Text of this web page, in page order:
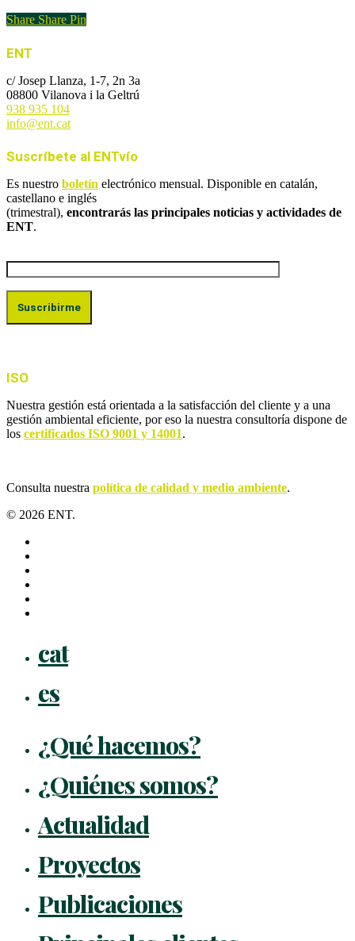
Share Share Pin
ENT
c/ Josep Llanza, 1-7, 2n 3a
08800 Vilanova i la Geltrú
938 935 104
info@ent.cat
Suscríbete al ENTvío
Es nuestro boletín electrónico mensual. Disponible en catalán,
castellano e inglés
(trimestral), encontrarás las principales noticias y actividades de
ENT.
ISO
Nuestra gestión está orientada a la satisfacción del cliente y a una
gestión ambiental eficiente, por eso la nuestra consultoría dispone de
los certificados ISO 9001 y 14001.
Consulta nuestra política de calidad y medio ambiente.
© 2026 ENT.
cat
es
¿Qué hacemos?
¿Quiénes somos?
Actualidad
Proyectos
Publicaciones